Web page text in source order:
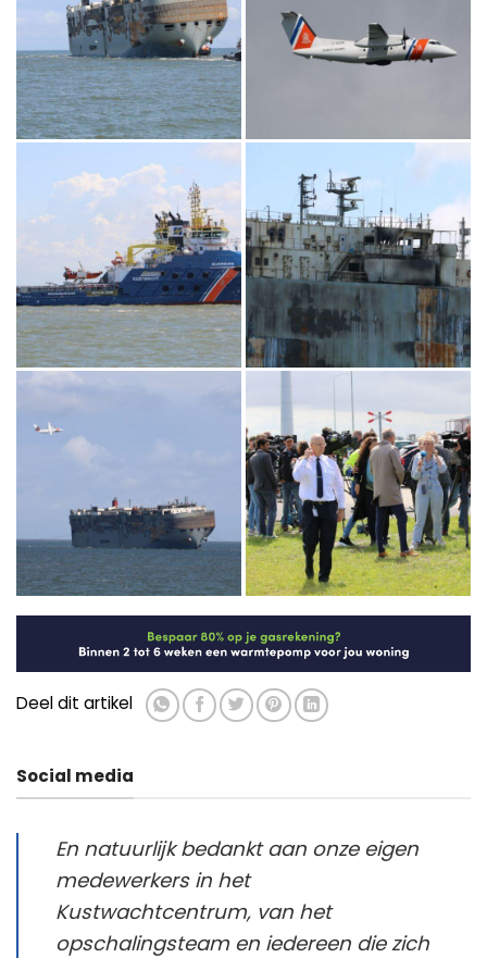
Deel dit artikel
Social media
En natuurlijk bedankt aan onze eigen
medewerkers in het
Kustwachtcentrum, van het
opschalingsteam en iedereen die zich